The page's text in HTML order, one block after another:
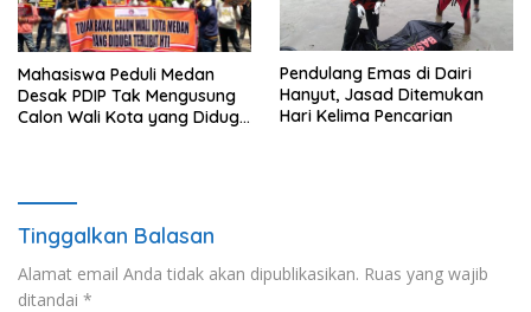
Mahasiswa Peduli Medan
Desak PDIP Tak Mengusung
Calon Wali Kota yang Diduga
Pendulang Emas di Dairi
Hanyut, Jasad Ditemukan
Hari Kelima Pencarian
Tinggalkan Balasan
Alamat email Anda tidak akan dipublikasikan. Ruas yang wajib
ditandai *